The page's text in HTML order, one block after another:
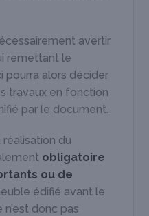
avertir
remettant le
pourra alors décider
travaux en fonction
par le document.
du
obligatoire
ou de
édifié avant le
donc pas